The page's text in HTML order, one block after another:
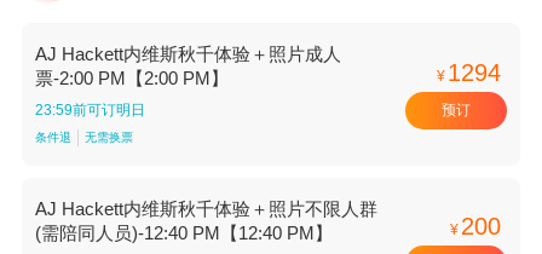
AJ Hackett内维斯秋千体验＋照片成人
票-2:00 PM【2:00 PM】
23:59前可订明日
条件退 无需换票
¥ 1294
预订
AJ Hackett内维斯秋千体验＋照片不限人群
(需陪同人员)-12:40 PM【12:40 PM】
¥ 200